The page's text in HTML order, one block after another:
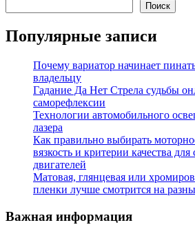
Поиск
Популярные записи
Почему вариатор начинает
владельцу
Гадание Да Нет Стрела судьбы
саморефлексии
Технологии автомобильного
лазера
Как правильно выбирать
вязкость и критерии качества
двигателей
Матовая, глянцевая или
пленки лучше смотрится на
Важная информация